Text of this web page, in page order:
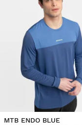
MTB ENDO BLUE